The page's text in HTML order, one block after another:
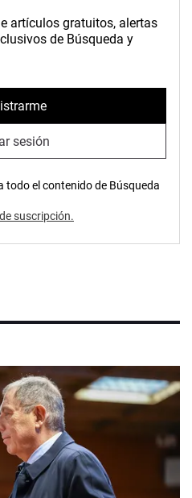
artículos gratuitos, alertas
de Búsqueda y
sesión
todo el contenido de Búsqueda
suscripción.